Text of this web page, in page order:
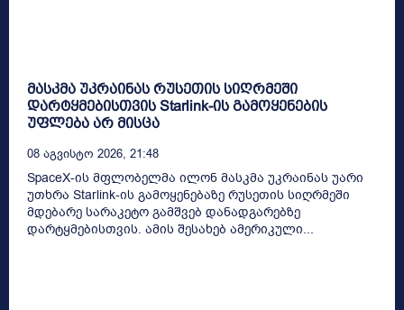
მასკმა უკრაინას რუსეთის სიღრმეში
დარტყმებისთვის Starlink-ის გამოყენების
უფლება არ მისცა
08 Აგვისტო 2026, 21:48
SpaceX-ის მფლობელმა ილონ მასკმა უკრაინას უარი
უთხრა Starlink-ის გამოყენებაზე რუსეთის სიღრმეში
მდებარე სარაკეტო გამშვებ დანადგარებზე
დარტყმებისთვის. ამის შესახებ ამერიკული...